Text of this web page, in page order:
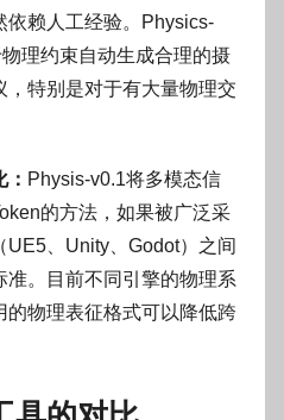
依赖人工经验。Physics-
理约束自动生成合理的摄
特别是对于有大量物理交
Physis-v0.1将多模态信
的方法，如果被广泛采
UE5、Unity、Godot）之间
。目前不同引擎的物理系
物理表征格式可以降低跨